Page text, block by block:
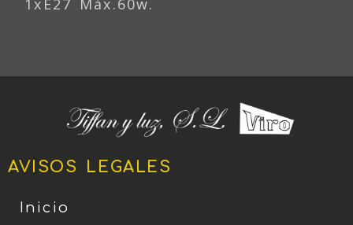
AVISOS LEGALES
Inicio